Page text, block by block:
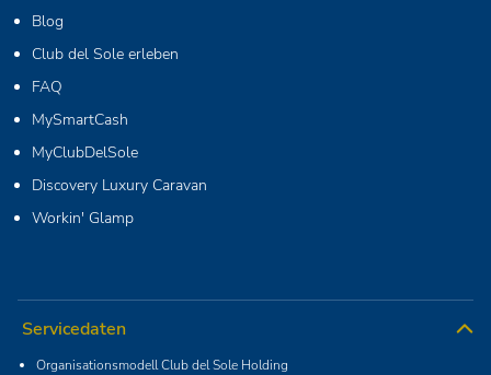
Blog
Club del Sole erleben
FAQ
MySmartCash
MyClubDelSole
Discovery Luxury Caravan
Workin' Glamp
Servicedaten
Organisationsmodell Club del Sole Holding